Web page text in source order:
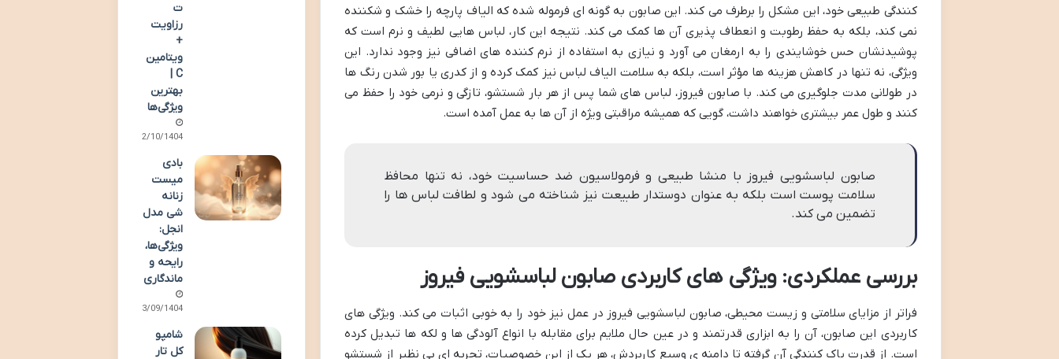
کنندگی طبیعی خود، این مشکل را برطرف می کند. این صابون به گونه ای فرموله شده که الیاف پارچه را خشک و شکننده
نمی کند، بلکه به حفظ رطوبت و انعطاف پذیری آن ها کمک می کند. نتیجه این کار، لباس هایی لطیف و نرم است که
پوشیدنشان حس خوشایندی را به ارمغان می آورد و نیازی به استفاده از نرم کننده های اضافی نیز وجود ندارد. این
ویژگی، نه تنها در کاهش هزینه ها مؤثر است، بلکه به سلامت الیاف لباس نیز کمک کرده و از کدری یا بور شدن رنگ ها
در طولانی مدت جلوگیری می کند. با صابون فیروز، لباس های شما پس از هر بار شستشو، تازگی و نرمی خود را حفظ می
کنند و طول عمر بیشتری خواهند داشت، گویی که همیشه مراقبتی ویژه از آن ها به عمل آمده است.
صابون لباسشویی فیروز با منشا طبیعی و فرمولاسیون ضد حساسیت خود، نه تنها محافظ
سلامت پوست است بلکه به عنوان دوستدار طبیعت نیز شناخته می شود و لطافت لباس ها را
تضمین می کند.
بررسی عملکردی: ویژگی های کاربردی صابون لباسشویی فیروز
فراتر از مزایای سلامتی و زیست محیطی، صابون لباسشویی فیروز در عمل نیز خود را به خوبی اثبات می کند. ویژگی های
کاربردی این صابون، آن را به ابزاری قدرتمند و در عین حال ملایم برای مقابله با انواع آلودگی ها و لکه ها تبدیل کرده
است. از قدرت پاک کنندگی آن گرفته تا دامنه ی وسیع کاربردش، هر یک از این خصوصیات، تجربه ای بی نظیر از شستشو
ت
رزاویت
+
ویتامین
C |
بهترین
ویژگی‌ها
02/10/1404
بادی
میست
زنانه
شی مدل
انجل:
ویژگی‌ها،
رایحه و
ماندگاری
23/09/1404
شامپو
کل تار